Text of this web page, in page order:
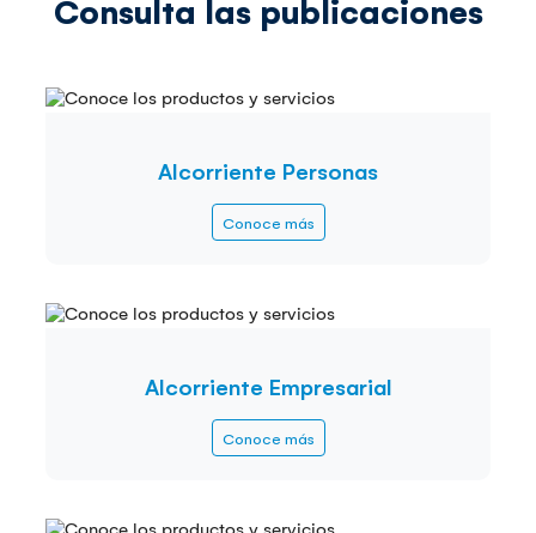
Consulta las publicaciones
Alcorriente Personas
Conoce más
Alcorriente Empresarial
Conoce más